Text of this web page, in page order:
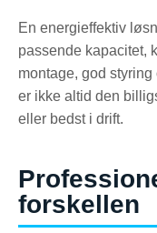
En energieffektiv
passende kapacitet,
montage, god
er ikke altid den
eller bedst i drift.
forskellen